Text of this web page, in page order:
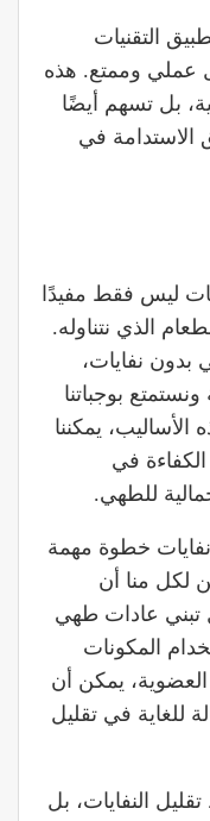
التقنيات
عملي وممتع. هذه
بل تسهم أيضًا
الاستدامة في
ليس فقط مفيدًا
الذي نتناوله.
بدون نفايات،
بوجباتنا
يمكننا
في
للطهي.
نفايات خطوة مهمة
لكل منا أن
تبني عادات طهي
المكونات
العضوية، يمكن أن
للغاية في تقليل
النفايات، بل